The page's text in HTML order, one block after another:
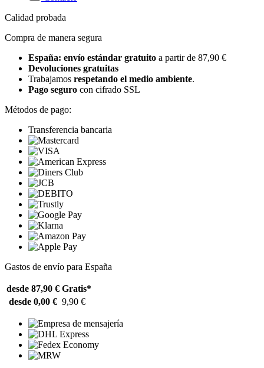
Calidad probada
Compra de manera segura
España: envío estándar gratuito a partir de 87,90 €
Devoluciones gratuitas
Trabajamos respetando el medio ambiente.
Pago seguro con cifrado SSL
Métodos de pago:
Transferencia bancaria
Gastos de envío para España
desde 87,90 € Gratis*
desde 0,00 € 9,90 €